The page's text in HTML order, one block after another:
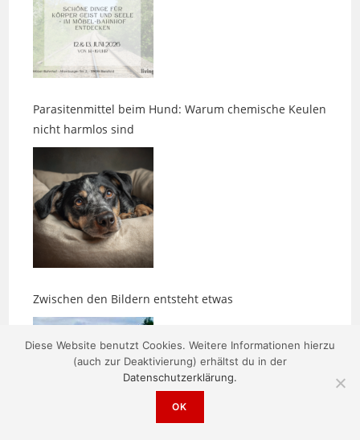
Parasitenmittel beim Hund: Warum chemische Keulen
Zwischen den Bildern entsteht etwas
Diese Website benutzt Cookies. Weitere Informationen hierzu
(auch zur Deaktivierung) erhältst du in der
Datenschutzerklärung.
OK